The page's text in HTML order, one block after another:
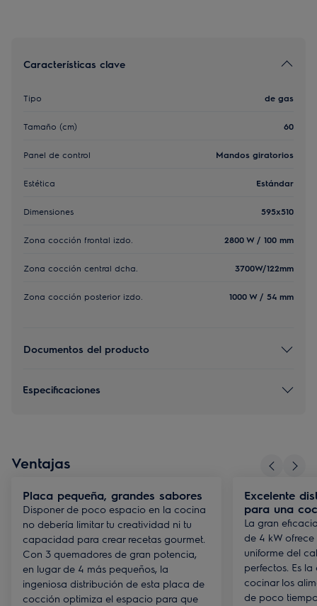
Características clave
Tipo de gas
Tamaño (cm) 60
Panel de control Mandos giratorios
Estética Estándar
Dimensiones 595x510
Zona cocción frontal izdo. 2800 W / 100 mm
Zona cocción central dcha. 3700W/122mm
Zona cocción posterior izdo. 1000 W / 54 mm
Documentos del producto
Especificaciones
Ventajas
Placa pequeña, grandes sabores
Disponer de poco espacio en la cocina
no debería limitar tu creatividad ni tu
capacidad para crear recetas gourmet.
Con 3 quemadores de gran potencia,
en lugar de 4 más pequeños, la
ingeniosa distribución de esta placa de
cocción optimiza el espacio para que
Excelente
para una
La gran
de 4 kW
uniforme del
perfectos. Es
cocinar los
de poco